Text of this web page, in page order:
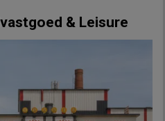
& Leisure